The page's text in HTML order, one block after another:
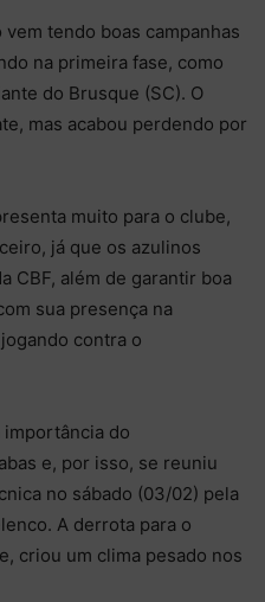
vem tendo boas campanhas
na primeira fase, como
do Brusque (SC). O
mas acabou perdendo por
muito para o clube,
já que os azulinos
CBF, além de garantir boa
sua presença na
contra o
do
e, por isso, se reuniu
no sábado (03/02) pela
A derrota para o
criou um clima pesado nos